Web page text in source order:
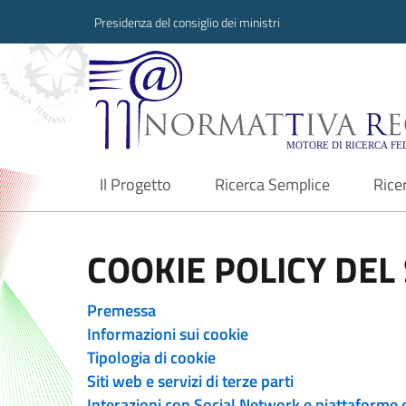
Presidenza del consiglio dei ministri
Normattiva
Il Progetto
current Ricerca Semplice
COOKIE POLICY
Premessa
Informazioni sui cookie
Tipologia di cookie
Siti web e servizi di terze parti